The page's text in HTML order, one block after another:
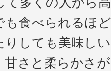
も食べられるほ
りしても美味し
甘さと柔らかさ